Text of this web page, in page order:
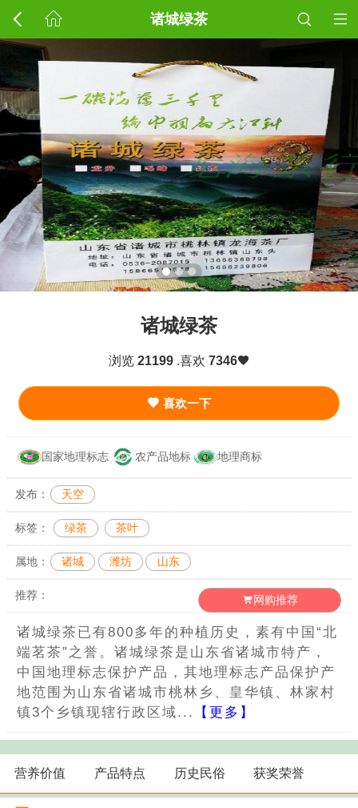
诸城绿茶
诸城绿茶
浏览 21199.喜欢 7346
喜欢一下
国家地理标志 农产品地标 地理商标
发布： 天空
标签： 绿茶 茶叶
属地： 诸城 潍坊 山东
推荐： 网购推荐
诸城绿茶已有800多年的种植历史，素有中国“北
端茗茶”之誉。诸城绿茶是山东省诸城市特产，
中国地理标志保护产品，其地理标志产品保护产
地范围为山东省诸城市桃林乡、皇华镇、林家村
镇3个乡镇现辖行政区域...
【更多】
营养价值 产品特点 历史民俗 获奖荣誉